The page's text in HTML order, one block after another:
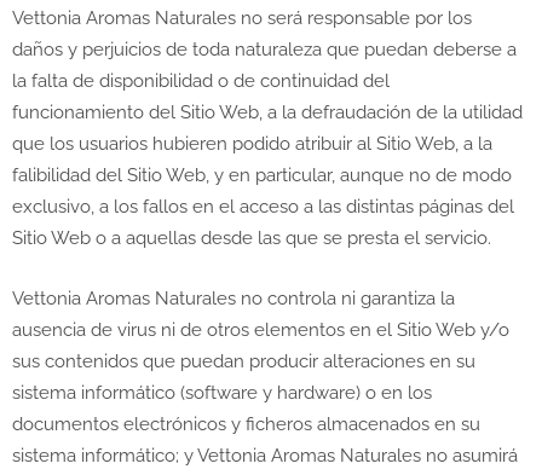
Vettonia Aromas Naturales no será responsable por los
daños y perjuicios de toda naturaleza que puedan deberse a
la falta de disponibilidad o de continuidad del
funcionamiento del Sitio Web, a la defraudación de la utilidad
que los usuarios hubieren podido atribuir al Sitio Web, a la
falibilidad del Sitio Web, y en particular, aunque no de modo
exclusivo, a los fallos en el acceso a las distintas páginas del
Sitio Web o a aquellas desde las que se presta el servicio.
Vettonia Aromas Naturales no controla ni garantiza la
ausencia de virus ni de otros elementos en el Sitio Web y/o
sus contenidos que puedan producir alteraciones en su
sistema informático (software y hardware) o en los
documentos electrónicos y ficheros almacenados en su
sistema informático; y Vettonia Aromas Naturales no asumirá